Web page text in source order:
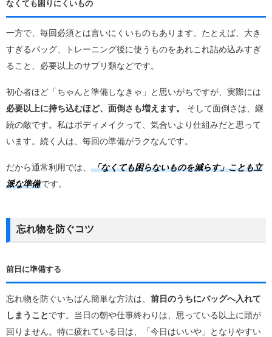
なくても困りにくいもの
一方で、毎回必須とは言いにくいものもあります。たとえば、大き
すぎるバッグ、トレーニング後に使うものをあれこれ詰め込みすぎ
ること、必要以上のサプリ類などです。
初心者ほど「ちゃんと準備しなきゃ」と思いがちですが、実際には
必要以上に持ち込むほど、面倒さも増えます。
そして面倒さは、継
続の敵です。私はボディメイクって、気合いより仕組みだと思って
います。続く人は、毎回の準備がラクなんです。
だから通常利用では、
「なくても困らないものを減らす」ことも立
派な準備です。
忘れ物を防ぐコツ
前日に準備する
忘れ物を防ぐいちばん簡単な方法は、 前日のうちにバッグへ入れて
しまうことです。当日の朝や仕事終わりは、思っている以上に頭が
回りません。特に疲れている日は、「今日はいいや」となりやすい